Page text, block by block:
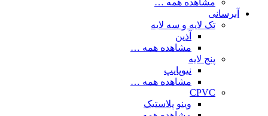
مشاهده همه …
آبرسانی
تک لایه و سه لایه
آذین
مشاهده همه …
پنج لایه
نیوپایپ
مشاهده همه …
CPVC
وینو پلاستیک